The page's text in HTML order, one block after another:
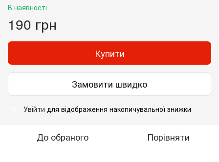
В наявності
190 грн
Купити
Замовити швидко
Увійти для відображення накопичувальної знижки
До обраного Порівняти